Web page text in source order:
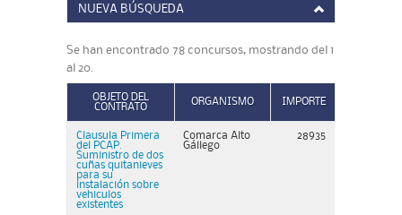
NUEVA BÚSQUEDA
Se han encontrado 78 concursos, mostrando del 1
al 20.
OBJETO DEL
CONTRATO
ORGANISMO IMPORTE
Clausula Primera
del PCAP.
Suministro de dos
cuñas quitanieves
para su
instalación sobre
vehiculos
existentes
Comarca Alto
Gállego
28935